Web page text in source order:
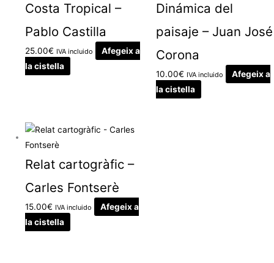
Costa Tropical –
Pablo Castilla
25.00€ IVA incluido
Afegeix a
la cistella
Dinámica del
paisaje – Juan José
Corona
10.00€ IVA incluido
Afegeix a
la cistella
Relat cartogràfic –
Carles Fontserè
15.00€ IVA incluido
Afegeix a
la cistella